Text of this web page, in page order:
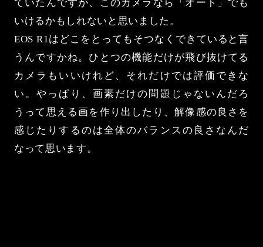
ていたんですが、このカメラなら「オート」でも
いけるかもしれないと思いました。
EOS R1はどこをとってもそつなくできていると言
うんですかね。ひとつの機能だけが飛び抜けてる
カメラもいいけれど、それだけでは評価できな
い。やっぱり、画素だけの問題じゃないんだろ
うって思える画を作り出したり、解像感の良さを
感じたりするのは全体のバランスの良さなんだ
なって思います。